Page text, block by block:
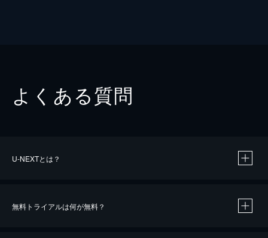
よくある質問
U-NEXTとは？
無料トライアルは何が無料？